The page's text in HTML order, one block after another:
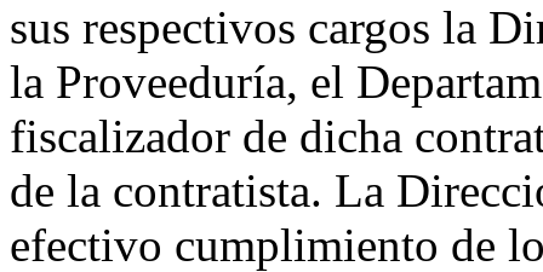
sus respectivos cargos la
la Proveeduría, el
fiscalizador de dicha
de la contratista. La
efectivo cumplimiento de